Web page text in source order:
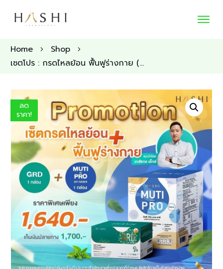
Home
Shop
เซตโปร : กรดไหลย้อน ฟื้นฟูร่างกาย (GRD+Muti-PRO)
ลด
ราคา!